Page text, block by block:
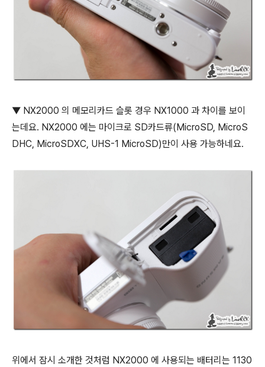
▼ NX2000 의 메모리카드 슬롯 경우 NX1000 과 차이를 보이
는데요. NX2000 에는 마이크로 SD카드류(MicroSD, MicroS
DHC, MicroSDXC, UHS-1 MicroSD)만이 사용 가능하네요.
위에서 잠시 소개한 것처럼 NX2000 에 사용되는 배터리는 1130